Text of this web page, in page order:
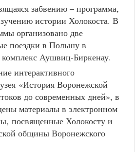
забвению – программа,
истории Холокоста. В
организовано две
поездки в Польшу в
Аушвиц-Биркенау.
интерактивного
«История Воронежской
до современных дней», в
материалы в электронном
посвященные Холокосту и
общины Воронежского